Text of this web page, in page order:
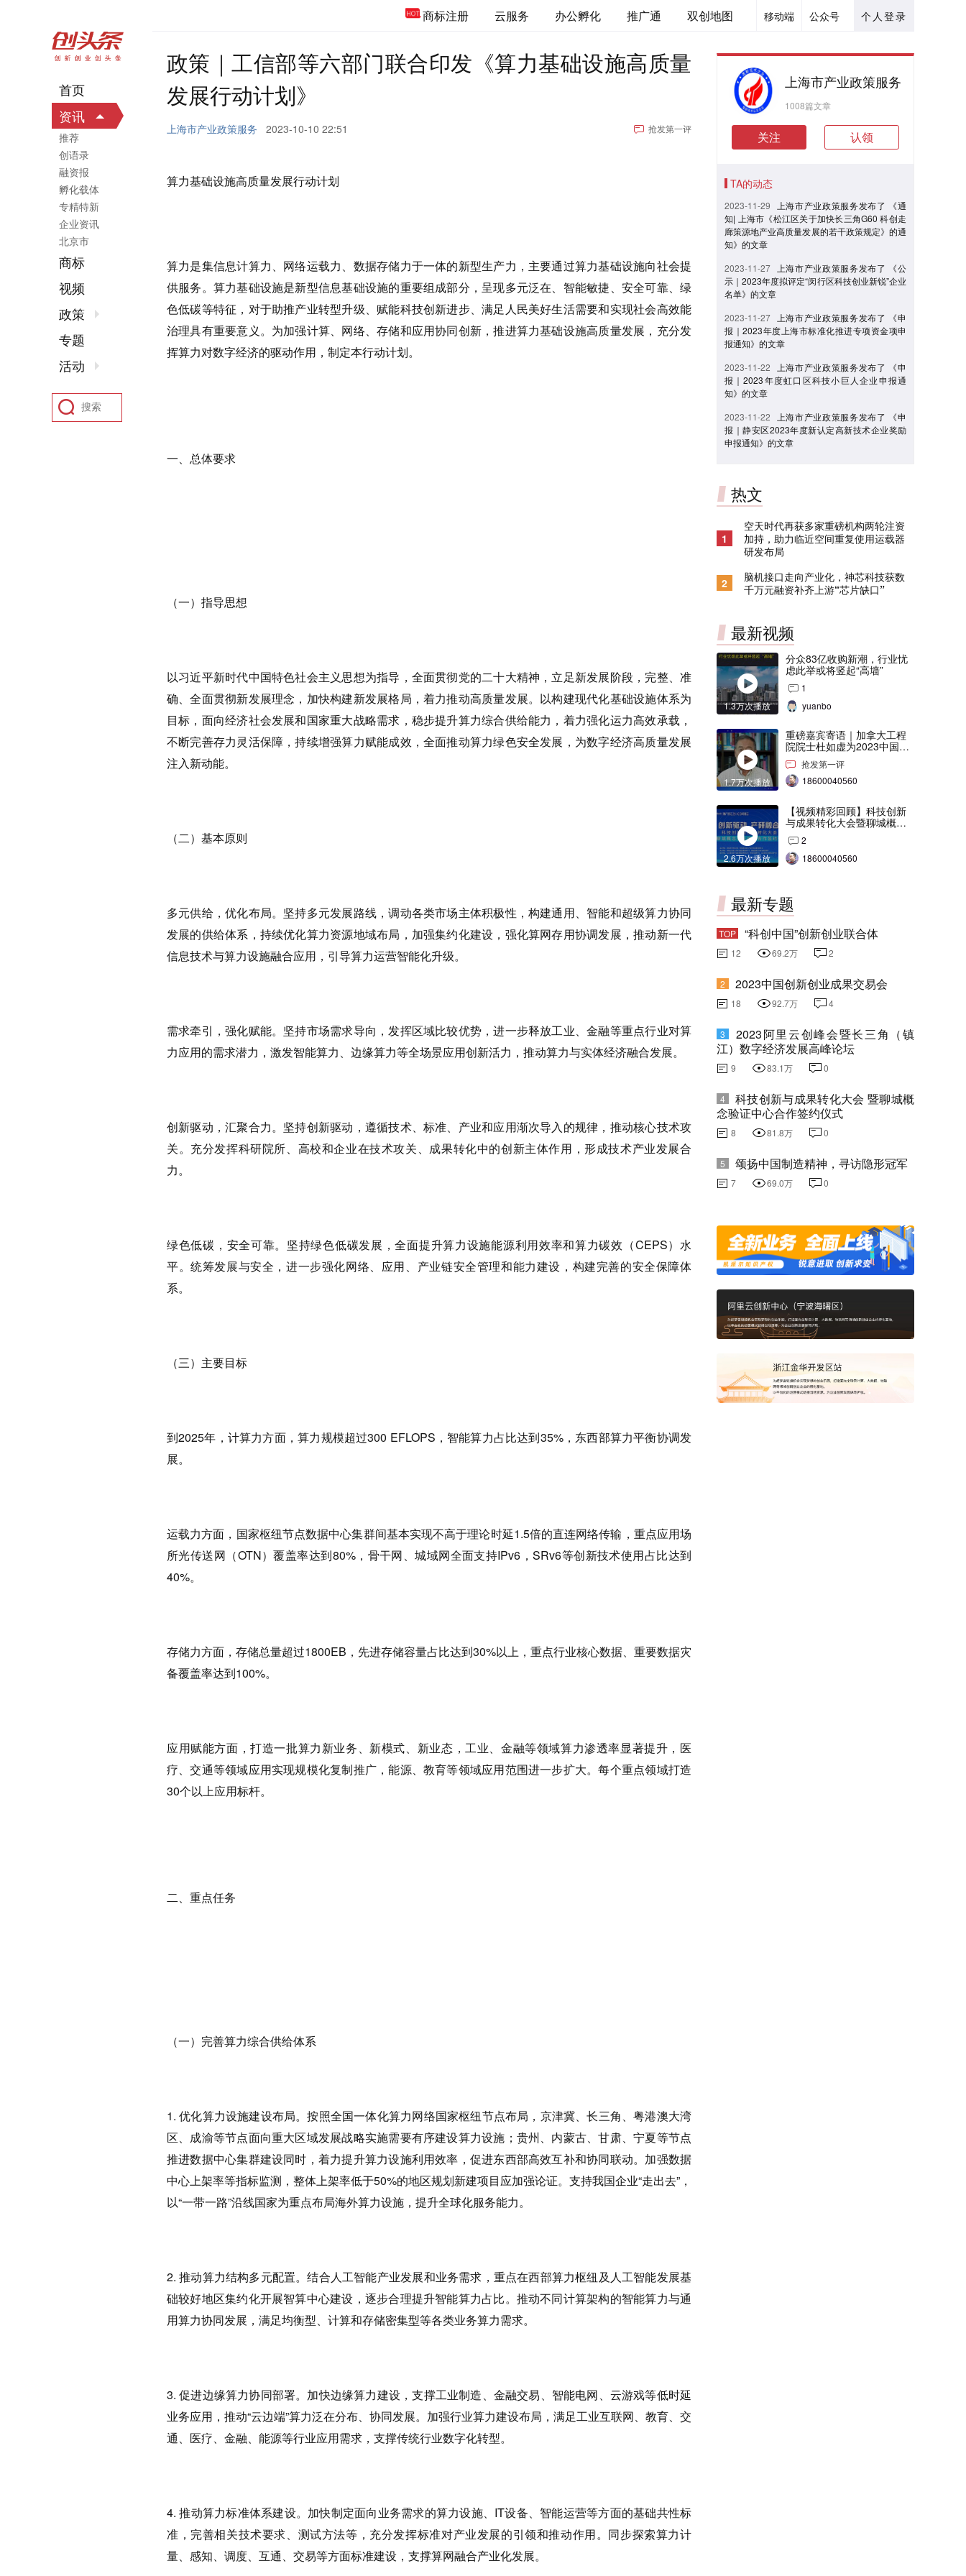
个人登录
公众号
移动端
商标注册 云服务 办公孵化 推广通 双创地图
政策｜工信部等六部门联合印发《算力基础设施高质量
发展行动计划》
上海市产业政策服务 2023-10-10 22:51 抢发第一评
算力基础设施高质量发展行动计划
算力是集信息计算力、网络运载力、数据存储力于一体的新型生产力，主要通过算力基础设施向社会提
供服务。算力基础设施是新型信息基础设施的重要组成部分，呈现多元泛在、智能敏捷、安全可靠、绿
色低碳等特征，对于助推产业转型升级、赋能科技创新进步、满足人民美好生活需要和实现社会高效能
治理具有重要意义。为加强计算、网络、存储和应用协同创新，推进算力基础设施高质量发展，充分发
挥算力对数字经济的驱动作用，制定本行动计划。
一、总体要求
（一）指导思想
以习近平新时代中国特色社会主义思想为指导，全面贯彻党的二十大精神，立足新发展阶段，完整、准
确、全面贯彻新发展理念，加快构建新发展格局，着力推动高质量发展。以构建现代化基础设施体系为
目标，面向经济社会发展和国家重大战略需求，稳步提升算力综合供给能力，着力强化运力高效承载，
不断完善存力灵活保障，持续增强算力赋能成效，全面推动算力绿色安全发展，为数字经济高质量发展
注入新动能。
（二）基本原则
多元供给，优化布局。坚持多元发展路线，调动各类市场主体积极性，构建通用、智能和超级算力协同
发展的供给体系，持续优化算力资源地域布局，加强集约化建设，强化算网存用协调发展，推动新一代
信息技术与算力设施融合应用，引导算力运营智能化升级。
需求牵引，强化赋能。坚持市场需求导向，发挥区域比较优势，进一步释放工业、金融等重点行业对算
力应用的需求潜力，激发智能算力、边缘算力等全场景应用创新活力，推动算力与实体经济融合发展。
创新驱动，汇聚合力。坚持创新驱动，遵循技术、标准、产业和应用渐次导入的规律，推动核心技术攻
关。充分发挥科研院所、高校和企业在技术攻关、成果转化中的创新主体作用，形成技术产业发展合
力。
绿色低碳，安全可靠。坚持绿色低碳发展，全面提升算力设施能源利用效率和算力碳效（CEPS）水
平。统筹发展与安全，进一步强化网络、应用、产业链安全管理和能力建设，构建完善的安全保障体
系。
（三）主要目标
到2025年，计算力方面，算力规模超过300 EFLOPS，智能算力占比达到35%，东西部算力平衡协调发
展。
运载力方面，国家枢纽节点数据中心集群间基本实现不高于理论时延1.5倍的直连网络传输，重点应用场
所光传送网（OTN）覆盖率达到80%，骨干网、城域网全面支持IPv6，SRv6等创新技术使用占比达到
40%。
存储力方面，存储总量超过1800EB，先进存储容量占比达到30%以上，重点行业核心数据、重要数据灾
备覆盖率达到100%。
应用赋能方面，打造一批算力新业务、新模式、新业态，工业、金融等领域算力渗透率显著提升，医
疗、交通等领域应用实现规模化复制推广，能源、教育等领域应用范围进一步扩大。每个重点领域打造
30个以上应用标杆。
二、重点任务
（一）完善算力综合供给体系
1. 优化算力设施建设布局。按照全国一体化算力网络国家枢纽节点布局，京津冀、长三角、粤港澳大湾
区、成渝等节点面向重大区域发展战略实施需要有序建设算力设施；贵州、内蒙古、甘肃、宁夏等节点
推进数据中心集群建设同时，着力提升算力设施利用效率，促进东西部高效互补和协同联动。加强数据
中心上架率等指标监测，整体上架率低于50%的地区规划新建项目应加强论证。支持我国企业“走出去”，
以“一带一路”沿线国家为重点布局海外算力设施，提升全球化服务能力。
2. 推动算力结构多元配置。结合人工智能产业发展和业务需求，重点在西部算力枢纽及人工智能发展基
础较好地区集约化开展智算中心建设，逐步合理提升智能算力占比。推动不同计算架构的智能算力与通
用算力协同发展，满足均衡型、计算和存储密集型等各类业务算力需求。
3. 促进边缘算力协同部署。加快边缘算力建设，支撑工业制造、金融交易、智能电网、云游戏等低时延
业务应用，推动“云边端”算力泛在分布、协同发展。加强行业算力建设布局，满足工业互联网、教育、交
通、医疗、金融、能源等行业应用需求，支撑传统行业数字化转型。
4. 推动算力标准体系建设。加快制定面向业务需求的算力设施、IT设备、智能运营等方面的基础共性标
准，完善相关技术要求、测试方法等，充分发挥标准对产业发展的引领和推动作用。同步探索算力计
量、感知、调度、互通、交易等方面标准建设，支撑算网融合产业化发展。
上海市产业政策服务
1008篇文章
关注 认领
TA的动态
2023-11-29
上海市产业政策服务发布了 《通
知| 上海市《松江区关于加快长三角G60 科创走
廊策源地产业高质量发展的若干政策规定》的通
知》的文章
2023-11-27
上海市产业政策服务发布了 《公
示｜2023年度拟评定“闵行区科技创业新锐”企业
名单》的文章
2023-11-27
上海市产业政策服务发布了 《申
报｜2023年度上海市标准化推进专项资金项申
报通知》的文章
2023-11-22
上海市产业政策服务发布了 《申
报｜2023年度虹口区科技小巨人企业申报通
知》的文章
2023-11-22
上海市产业政策服务发布了 《申
报｜静安区2023年度新认定高新技术企业奖励
申报通知》的文章
热文
1
空天时代再获多家重磅机构两轮注资
加持，助力临近空间重复使用运载器
研发布局
2
脑机接口走向产业化，神芯科技获数
千万元融资补齐上游“芯片缺口”
最新视频
1.3万次播放
分众83亿收购新潮，行业忧
虑此举或将竖起“高墙”
1
yuanbo
1.7万次播放
重磅嘉宾寄语｜加拿大工程
院院士杜如虚为2023中国创
交会打Call！
抢发第一评
18600040560
2.6万次播放
【视频精彩回顾】科技创新
与成果转化大会暨聊城概念
验证中心合作签约仪式
2
18600040560
最新专题
TOP “科创中国”创新创业联合体
12 69.2万 2
2 2023中国创新创业成果交易会
18 92.7万 4
3
2023阿里云创峰会暨长三角（镇
江）数字经济发展高峰论坛
9 83.1万 0
4
科技创新与成果转化大会 暨聊城概
念验证中心合作签约仪式
8 81.8万 0
5 颂扬中国制造精神，寻访隐形冠军
7 69.0万 0
首页
资讯
推荐
创语录
融资报
孵化载体
专精特新
企业资讯
北京市
商标
视频
政策
专题
活动